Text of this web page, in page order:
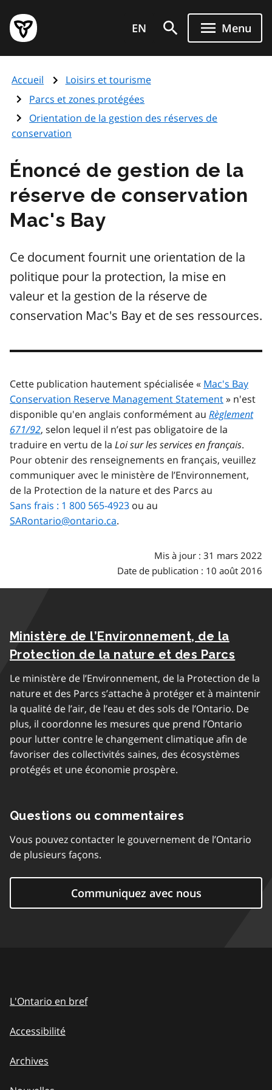
au
contenu
principal
Page
d'accueil
de
l'Ontario
EN Menu
Accueil
Loisirs et tourisme
Parcs et zones protégées
Orientation de la gestion des réserves de
conservation
Énoncé de gestion de la
réserve de conservation
Mac's Bay
Ce document fournit une orientation de la
politique pour la protection, la mise en
valeur et la gestion de la réserve de
conservation Mac's Bay et de ses ressources.
Cette publication hautement spécialisée « Mac's Bay
Conservation Reserve Management Statement» n'est
disponible qu'en anglais conformément au Règlement
671/92, selon lequel il n’est pas obligatoire de la
traduire en vertu de la Loi sur les services en français.
Pour obtenir des renseignements en français, veuillez
communiquer avec le ministère de l’Environnement,
de la Protection de la nature et des Parcs au
Sans frais : 1 800 565-4923 ou au
SARontario@ontario.ca.
Mis à jour : 31 mars 2022
Date de publication : 10 août 2016
Ministère de l’Environnement, de la
Protection de la nature et des Parcs
Le ministère de l’Environnement, de la Protection de la
nature et des Parcs s’attache à protéger et à maintenir
la qualité de l’air, de l’eau et des sols de l’Ontario. De
plus, il coordonne les mesures que prend l’Ontario
pour lutter contre le changement climatique afin de
favoriser des collectivités saines, des écosystèmes
protégés et une économie prospère.
Questions ou commentaires
Vous pouvez contacter le gouvernement de l’Ontario
de plusieurs façons.
Communiquez avec nous
L'Ontario en bref
Accessibilité
Archives